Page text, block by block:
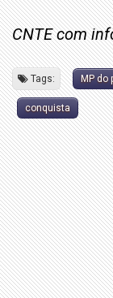
CNTE com
Tags: MP do
conquista